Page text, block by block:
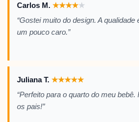
Carlos M. ★★★★★
“Gostei muito do design. A
um pouco caro.”
Juliana T. ★★★★★
“Perfeito para o quarto do meu
os pais!”